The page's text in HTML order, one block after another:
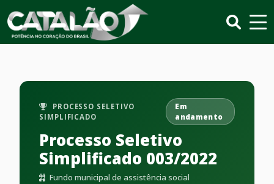
PROCESSO SELETIVO
SIMPLIFICADO
Em
andamento
Processo Seletivo
Simplificado 003/2022
Fundo municipal de assistência social